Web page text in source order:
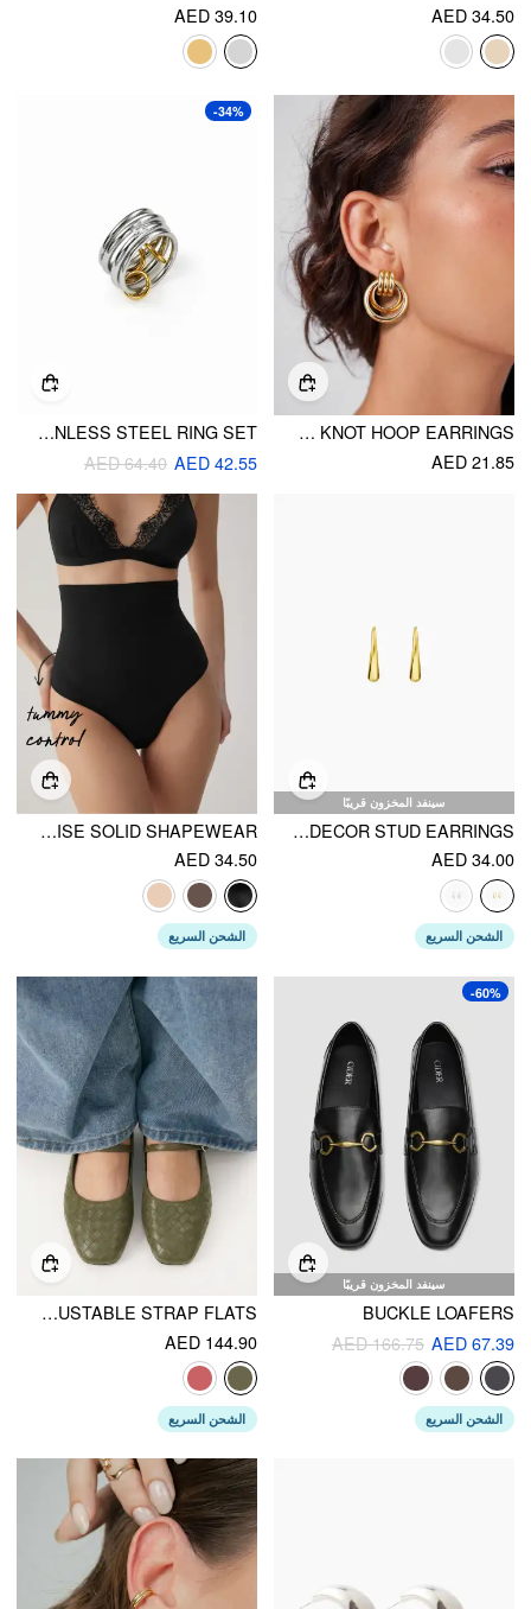
AED 34.50
AED 39.10
DOUBLE KNOT HOOP EARRINGS
AED 21.85
-34%
4PCS ZIRCON & TWO-TONE HOOP 18K GOLD PLATED STAINLESS STEEL RING SET
AED 42.55
AED 64.40
سينفد المخزون قريبًا
WATER DROP DECOR STUD EARRINGS
AED 34.00
الشحن السريع
JERSEY HIGH RISE SOLID SHAPEWEAR
AED 34.50
الشحن السريع
سينفد المخزون قريبًا
-60%
BUCKLE LOAFERS
AED 67.39
AED 166.75
الشحن السريع
WOVEN ADJUSTABLE STRAP FLATS
AED 144.90
الشحن السريع